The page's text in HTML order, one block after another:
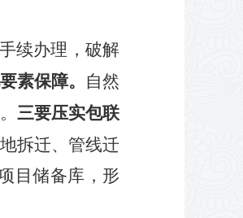
续办理，破解
素保障。
自然
三要压实包联
拆迁、管线迁
目储备库，形